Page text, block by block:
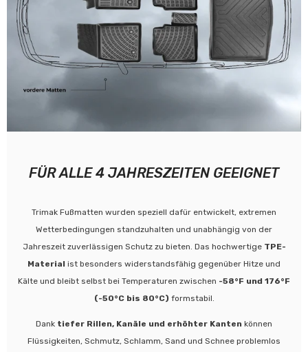
FÜR ALLE 4 JAHRESZEITEN GEEIGNET
Trimak Fußmatten wurden speziell dafür entwickelt, extremen
Wetterbedingungen standzuhalten und unabhängig von der
Jahreszeit zuverlässigen Schutz zu bieten. Das hochwertige TPE-
Material ist besonders widerstandsfähig gegenüber Hitze und
Kälte und bleibt selbst bei Temperaturen zwischen -58°F und 176°F
(-50°C bis 80°C) formstabil.
Dank tiefer Rillen, Kanäle und erhöhter Kanten können
Flüssigkeiten, Schmutz, Schlamm, Sand und Schnee problemlos